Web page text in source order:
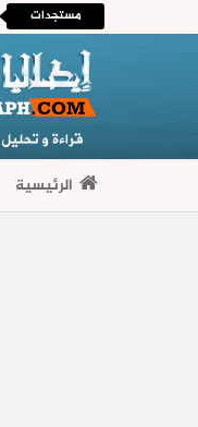
مستجدات
الرئيسية